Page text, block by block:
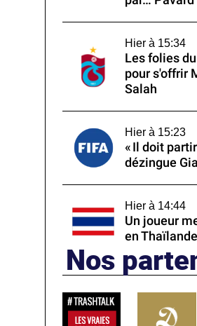
Hier à 15:34
Les folies
pour s'offrir
Salah
Hier à 15:23
« Il doit
dézingue
Hier à 14:44
Un joueur
en Thaïlande
Nos